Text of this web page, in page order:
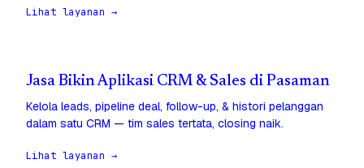
Lihat layanan →
Jasa Bikin Aplikasi CRM & Sales di Pasaman
Kelola leads, pipeline deal, follow-up, & histori pelanggan
dalam satu CRM — tim sales tertata, closing naik.
Lihat layanan →